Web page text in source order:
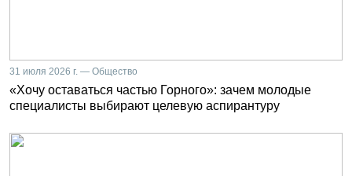
31 июля 2026 г. — Общество
«Хочу оставаться частью Горного»: зачем молодые
специалисты выбирают целевую аспирантуру